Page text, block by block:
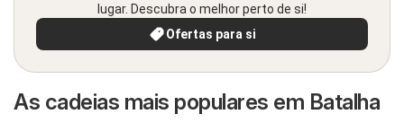
lugar. Descubra o melhor perto de si!
Ofertas para si
As cadeias mais populares em Batalha